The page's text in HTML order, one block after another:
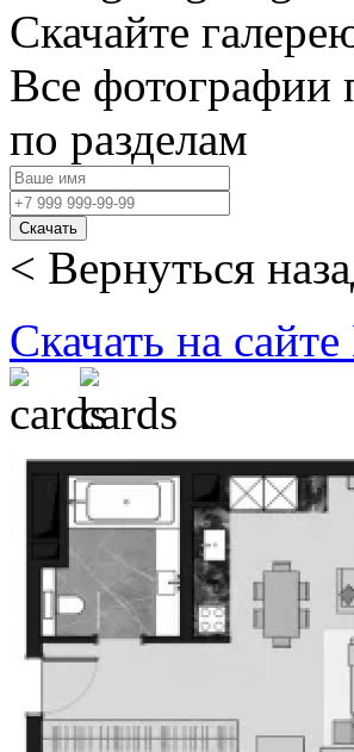
Скачайте
Все фотографии
по разделам
Скачать
< Вернуться
Скачать на сайте